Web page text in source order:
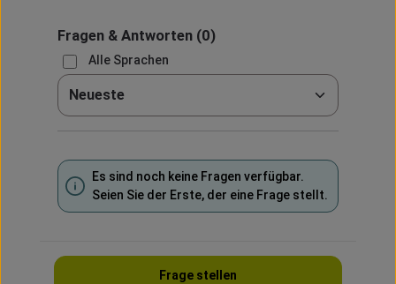
Fragen & Antworten(0)
Alle Sprachen
Sortieren nach
Es sind noch keine Fragen verfügbar.
Seien Sie der Erste, der eine Frage stellt.
Frage stellen